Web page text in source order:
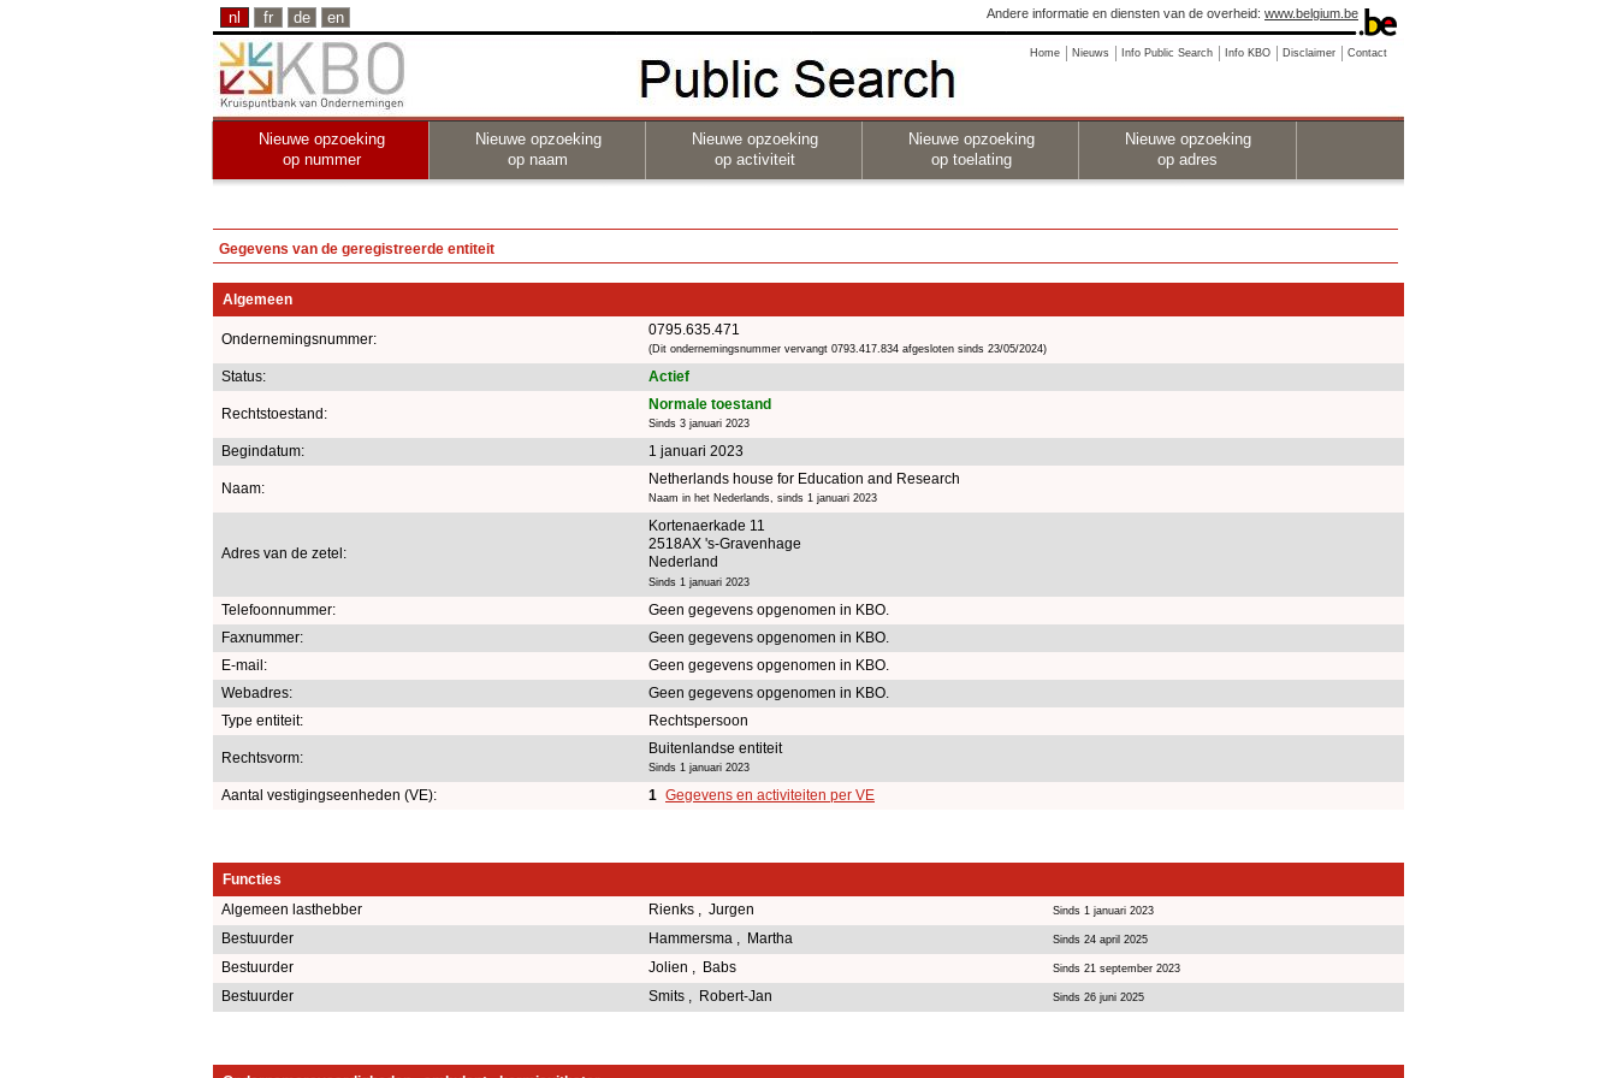
nl fr de en Andere informatie en diensten van de overheid: www.belgium.be
Home Nieuws Info Public Search Info KBO Disclaimer Contact
Nieuwe opzoeking
op nummer
Nieuwe opzoeking
op naam
Nieuwe opzoeking
op activiteit
Nieuwe opzoeking
op toelating
Nieuwe opzoeking
op adres
Gegevens van de geregistreerde entiteit
Algemeen
Ondernemingsnummer:
0795.635.471
(Dit ondernemingsnummer vervangt 0793.417.834 afgesloten sinds 23/05/2024)
Status: Actief
Rechtstoestand:
Normale toestand
Sinds 3 januari 2023
Begindatum: 1 januari 2023
Naam:
Netherlands house for Education and Research
Naam in het Nederlands, sinds 1 januari 2023
Adres van de zetel:
Kortenaerkade 11
2518AX 's-Gravenhage
Nederland
Sinds 1 januari 2023
Telefoonnummer:
Geen gegevens opgenomen in KBO.
Faxnummer:
Geen gegevens opgenomen in KBO.
E-mail:
Geen gegevens opgenomen in KBO.
Webadres:
Geen gegevens opgenomen in KBO.
Type entiteit:
Rechtspersoon
Rechtsvorm:
Buitenlandse entiteit
Sinds 1 januari 2023
Aantal vestigingseenheden (VE): 1 Gegevens en activiteiten per VE
Functies
Algemeen lasthebber
Rienks , Jurgen Sinds 1 januari 2023
Bestuurder Hammersma , Martha Sinds 24 april 2025
Bestuurder Jolien , Babs Sinds 21 september 2023
Bestuurder Smits , Robert-Jan Sinds 26 juni 2025